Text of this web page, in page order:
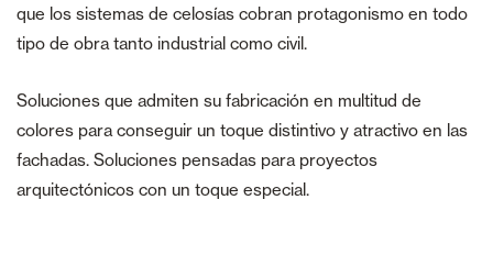
que los sistemas de celosías cobran protagonismo en todo
tipo de obra tanto industrial como civil.
Soluciones que admiten su fabricación en multitud de
colores para conseguir un toque distintivo y atractivo en las
fachadas. Soluciones pensadas para proyectos
arquitectónicos con un toque especial.